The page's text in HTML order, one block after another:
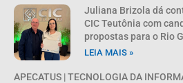
Juliana Brizola dá
CIC Teutônia com
propostas para o Rio
LEIA MAIS »
APECATUS | TECNOLOGIA DA